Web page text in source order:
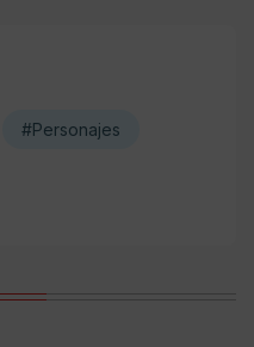
#Personajes